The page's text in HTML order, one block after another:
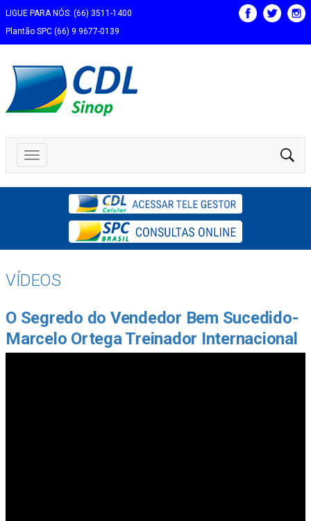
LIGUE PARA NÓS: (66) 3511-1400
Plantão SPC (66) 9 9677-0139
VÍDEOS
O Segredo do Vendedor Bem Sucedido-
Marcelo Ortega Treinador Internacional